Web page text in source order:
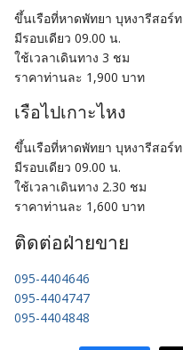
ขึ้นเรือที่หาดพัทยา บุหงารีสอร์ท
มีรอบเดียว 09.00 น.
ใช้เวลาเดินทาง 3 ชม
ราคาท่านละ 1,900 บาท
เรือไปเกาะไหง
ขึ้นเรือที่หาดพัทยา บุหงารีสอร์ท
มีรอบเดียว 09.00 น.
ใช้เวลาเดินทาง 2.30 ชม
ราคาท่านละ 1,600 บาท
ติดต่อฝ่ายขาย
095-4404646
095-4404747
095-4404848